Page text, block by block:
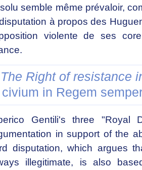
semble même prévaloir,
à propos des
violente de ses
The Right of resistance
in Regem
Gentili's three "Royal
in support of the
disputation, which argues
illegitimate, is also